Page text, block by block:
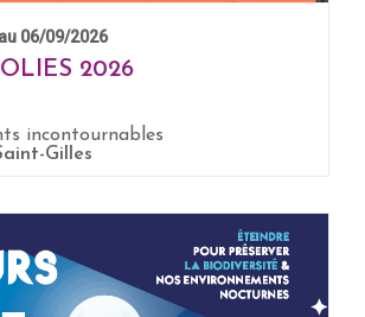
EN SAVOIR +
06/09/2026
2026
incontournables
Gilles